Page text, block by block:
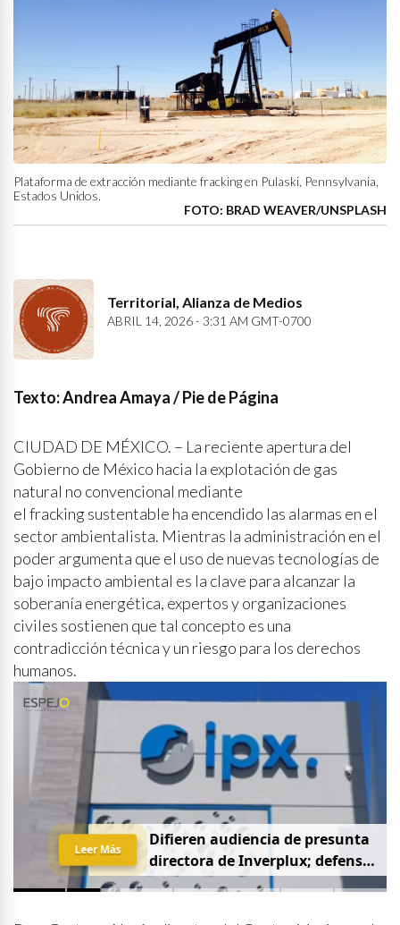
Plataforma de extracción mediante fracking en Pulaski, Pennsylvania,
Estados Unidos.
FOTO: BRAD WEAVER/UNSPLASH
Territorial, Alianza de Medios
ABRIL 14, 2026 - 3:31 AM GMT-0700
Texto: Andrea Amaya / Pie de Página
CIUDAD DE MÉXICO. – La reciente apertura del
Gobierno de México hacia la explotación de gas
natural no convencional mediante
el fracking sustentable ha encendido las alarmas en el
sector ambientalista. Mientras la administración en el
poder argumenta que el uso de nuevas tecnologías de
bajo impacto ambiental es la clave para alcanzar la
soberanía energética, expertos y organizaciones
civiles sostienen que tal concepto es una
contradicción técnica y un riesgo para los derechos
humanos.
Difieren audiencia de presunta
directora deInverplux; defensa
pidequeseaprivadaysin
Leer Más